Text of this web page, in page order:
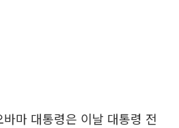
마 대통령은 이날 대통령 전